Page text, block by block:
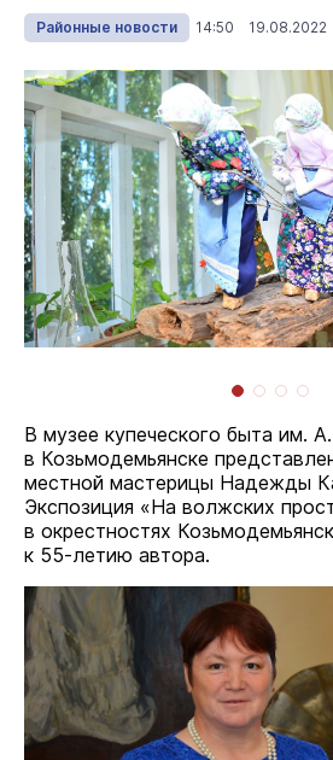
Районные новости 14:50 19.08.2022
В музее купеческого быта им.
в Козьмодемьянске
местной мастерицы Надежды
Экспозиция «На волжских
в окрестностях
к 55-летию автора.